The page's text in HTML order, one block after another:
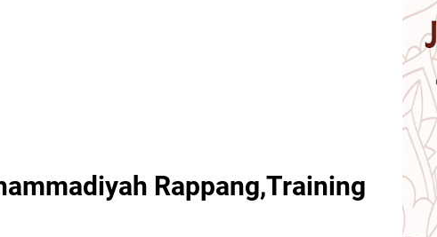
Rappang,Training